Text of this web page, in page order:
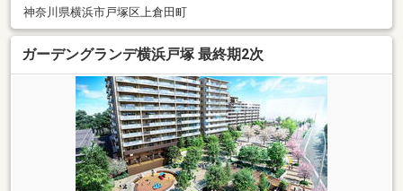
神奈川県横浜市戸塚区上倉田町
ガーデングランデ横浜戸塚 最終期2次